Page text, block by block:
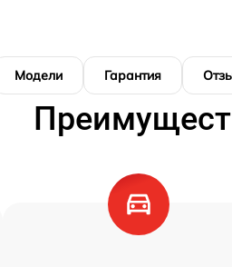
Модели Гарантия